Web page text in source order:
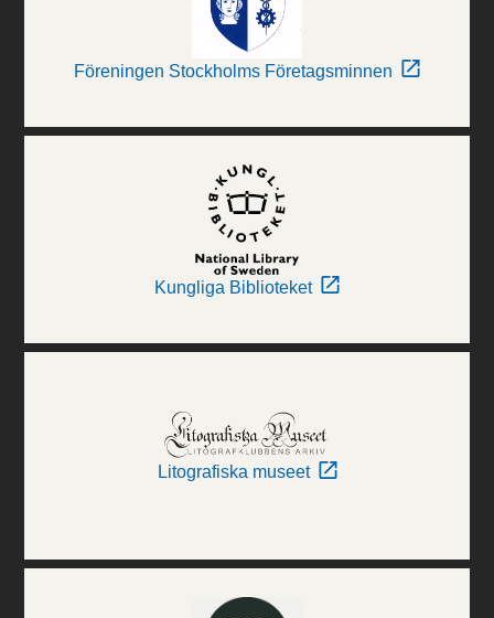
Föreningen Stockholms Företagsminnen
Kungliga Biblioteket
Litografiska museet